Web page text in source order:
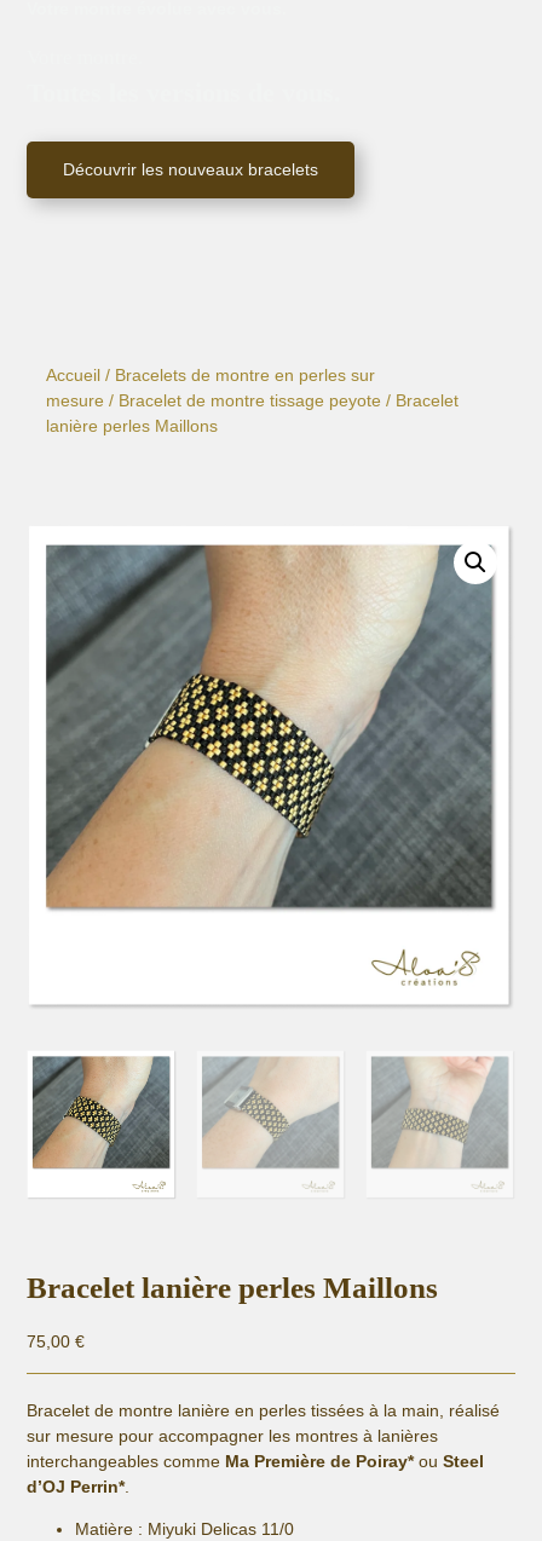
Découvrir les nouveaux bracelets
Accueil / Bracelets de montre en perles sur
mesure / Bracelet de montre tissage peyote / Bracelet
lanière perles Maillons
Bracelet lanière perles Maillons
75,00€
Bracelet de montre lanière en perles tissées à la main, réalisé
sur mesure pour accompagner les montres à lanières
interchangeables comme Ma Première de Poiray*ouSteel
d’OJ Perrin*.
Matière : Miyuki Delicas 11/0